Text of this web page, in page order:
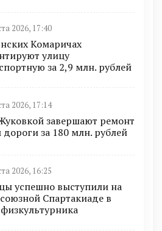
2026, 17:40
Комаричах
улицу
за 2,9 млн. рублей
2026, 17:14
завершают ремонт
дороги за 180 млн. рублей
2026, 16:25
успешно выступили на
Спартакиаде в